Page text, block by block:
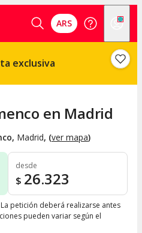
ARS
exclusiva
en Madrid
, Madrid, (ver mapa)
desde
$ 26.323
petición deberá realizarse antes
pueden variar según el